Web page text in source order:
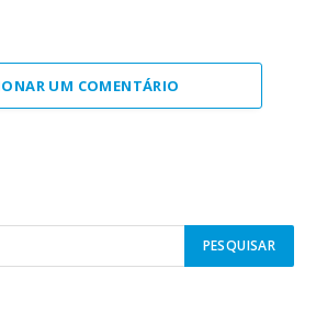
UM COMENTÁRIO